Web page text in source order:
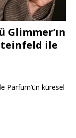
Glimmer’ın
ile
Parfum’ün küresel